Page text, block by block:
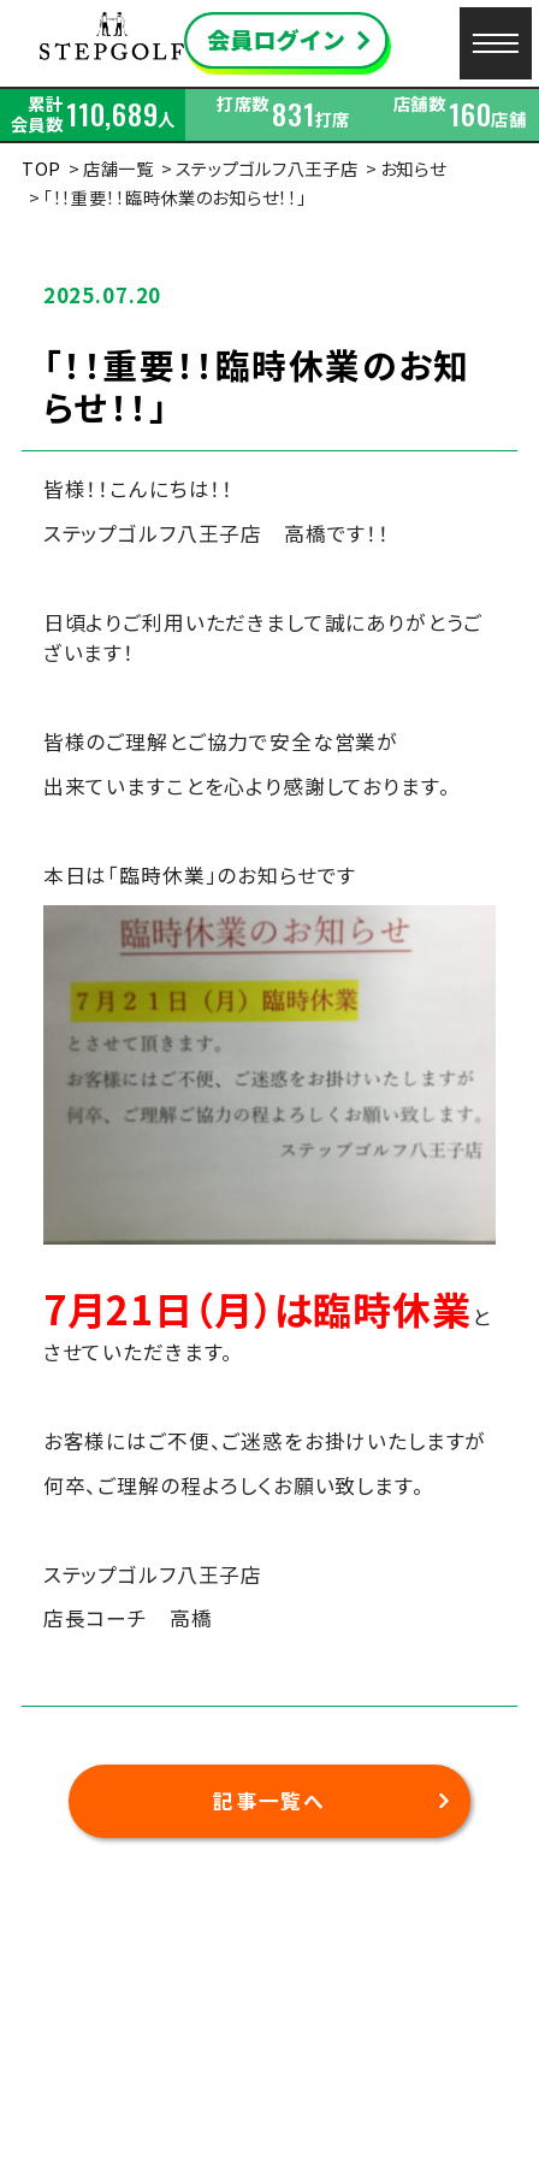
累計
会員数110,689人
打席数831打席
店舗数160店舗
TOP
店舗一覧 ステップゴルフ八王子店
お知らせ
「！！重要！！臨時休業のお知らせ！！」
2025.07.20
「！！重要！！臨時休業のお知
らせ！！」
皆様！！こんにちは！！
ステップゴルフ八王子店 高橋です！！
日頃よりご利用いただきまして誠にありがとうご
ざいます！
皆様のご理解とご協力で安全な営業が
出来ていますことを心より感謝しております。
本日は「臨時休業」のお知らせです
7月21日（月）は臨時休業 と
させていただきます。
お客様にはご不便、ご迷惑をお掛けいたしますが
何卒、ご理解の程よろしくお願い致します。
ステップゴルフ八王子店
店長コーチ 高橋
記事一覧へ